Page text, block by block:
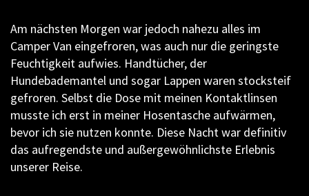
Am nächsten Morgen war jedoch nahezu alles im
Camper Van eingefroren, was auch nur die geringste
Feuchtigkeit aufwies. Handtücher, der
Hundebademantel und sogar Lappen waren stocksteif
gefroren. Selbst die Dose mit meinen Kontaktlinsen
musste ich erst in meiner Hosentasche aufwärmen,
bevor ich sie nutzen konnte. Diese Nacht war definitiv
das aufregendste und außergewöhnlichste Erlebnis
unserer Reise.